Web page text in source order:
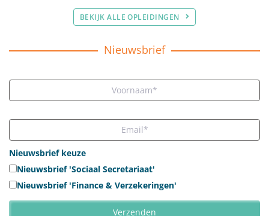
BEKIJK ALLE OPLEIDINGEN
Nieuwsbrief
Nieuwsbrief keuze
Nieuwsbrief 'Sociaal Secretariaat'
Nieuwsbrief 'Finance & Verzekeringen'